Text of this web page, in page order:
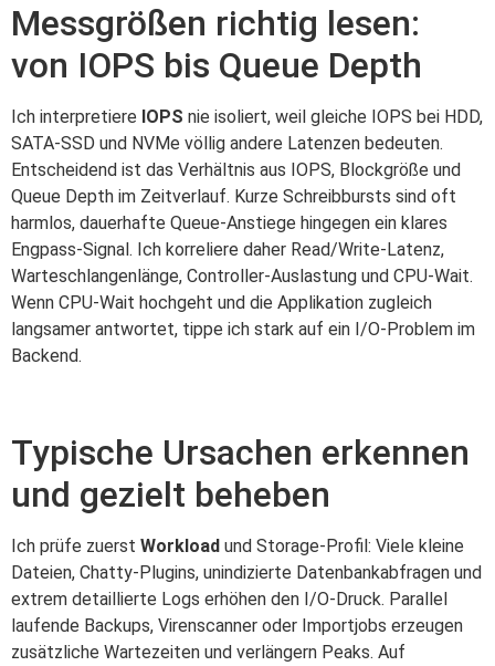
Messgrößen richtig lesen:
von IOPS bis Queue Depth
Ich interpretiere IOPS nie isoliert, weil gleiche IOPS bei HDD,
SATA‑SSD und NVMe völlig andere Latenzen bedeuten.
Entscheidend ist das Verhältnis aus IOPS, Blockgröße und
Queue Depth im Zeitverlauf. Kurze Schreibbursts sind oft
harmlos, dauerhafte Queue‑Anstiege hingegen ein klares
Engpass-Signal. Ich korreliere daher Read/Write-Latenz,
Warteschlangenlänge, Controller‑Auslastung und CPU‑Wait.
Wenn CPU‑Wait hochgeht und die Applikation zugleich
langsamer antwortet, tippe ich stark auf ein I/O‑Problem im
Backend.
Typische Ursachen erkennen
und gezielt beheben
Ich prüfe zuerst Workload und Storage‑Profil: Viele kleine
Dateien, Chatty‑Plugins, unindizierte Datenbankabfragen und
extrem detaillierte Logs erhöhen den I/O‑Druck. Parallel
laufende Backups, Virenscanner oder Importjobs erzeugen
zusätzliche Wartezeiten und verlängern Peaks. Auf